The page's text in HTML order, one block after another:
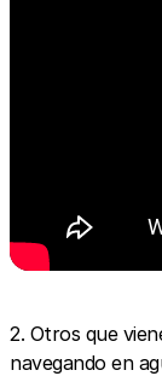
2. Otros que
navegando en